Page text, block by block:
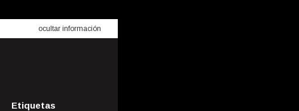
ocultar información
Etiquetas